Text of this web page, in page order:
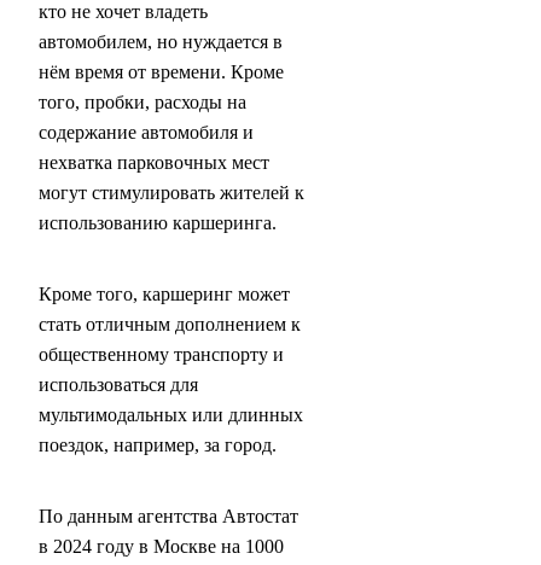
кто не хочет владеть
автомобилем, но нуждается в
нём время от времени. Кроме
того, пробки, расходы на
содержание автомобиля и
нехватка парковочных мест
могут стимулировать жителей к
использованию каршеринга.
Кроме того, каршеринг может
стать отличным дополнением к
общественному транспорту и
использоваться для
мультимодальных или длинных
поездок, например, за город.
По данным агентства Автостат
в 2024 году в Москве на 1000